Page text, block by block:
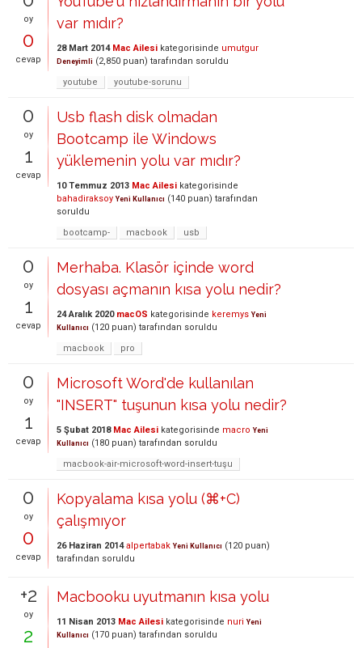
oy
0
cevap
var mıdır?
28 Mart 2014 Mac Ailesi kategorisinde umutgur
Deneyimli (2,850 puan) tarafından soruldu
youtube
youtube-sorunu
0
oy
1
cevap
Usb flash disk olmadan
Bootcamp ile Windows
yüklemenin yolu var mıdır?
10 Temmuz 2013 Mac Ailesi kategorisinde
bahadiraksoy Yeni Kullanıcı (140 puan) tarafından
soruldu
bootcamp-
macbook usb
0
oy
1
cevap
Merhaba. Klasör içinde word
dosyası açmanın kısa yolu nedir?
24 Aralık 2020 macOS kategorisinde keremys Yeni
Kullanıcı (120 puan) tarafından soruldu
macbook
pro
0
oy
1
cevap
Microsoft Word'de kullanılan
"INSERT" tuşunun kısa yolu nedir?
5 Şubat 2018 Mac Ailesi kategorisinde macro Yeni
Kullanıcı (180 puan) tarafından soruldu
macbook-air-microsoft-word-insert-tuşu
0
oy
0
cevap
Kopyalama kısa yolu (⌘+C)
çalışmıyor
26 Haziran 2014 alpertabak Yeni Kullanıcı (120 puan)
tarafından soruldu
+2
oy
2
Macbooku uyutmanın kısa yolu
11 Nisan 2013 Mac Ailesi kategorisinde nuri Yeni
Kullanıcı (170 puan) tarafından soruldu